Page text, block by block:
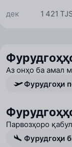
1 421
дек
Аз онҳо ба амал
Фурудгоҳи
Парвозҳоро
Фурудгоҳи